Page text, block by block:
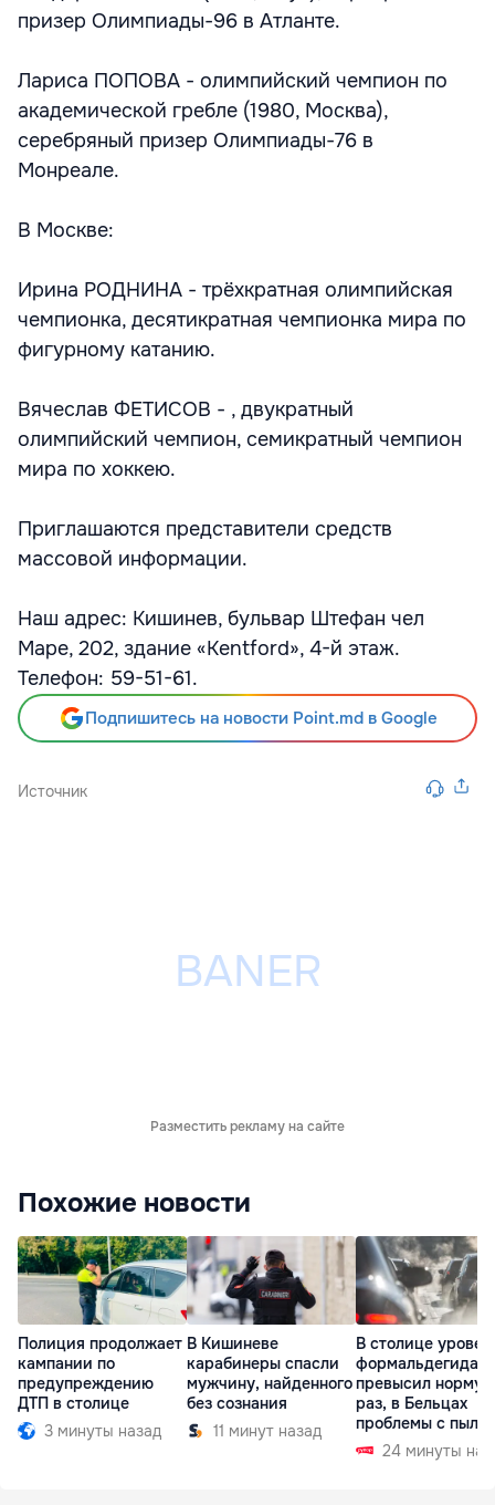
призер Олимпиады-96 в Атланте.
Лариса ПОПОВА - олимпийский чемпион по
академической гребле (1980, Москва),
серебряный призер Олимпиады-76 в
Монреале.
В Москве:
Ирина РОДНИНА - трёхкратная олимпийская
чемпионка, десятикратная чемпионка мира по
фигурному катанию.
Вячеслав ФЕТИСОВ - , двукратный
олимпийский чемпион, семикратный чемпион
мира по хоккею.
Приглашаются представители средств
массовой информации.
Наш адрес: Кишинев, бульвар Штефан чел
Маре, 202, здание «Kentford», 4-й этаж.
Телефон: 59-51-61.
Подпишитесь на новости Point.md в Google
Источник
Разместить рекламу на сайте
Похожие новости
Полиция продолжает
кампании по
предупреждению
ДТП в столице
3 минуты назад
В Кишиневе
карабинеры спасли
мужчину, найденного
без сознания
11 минут назад
В столице
формальдегида
превысил норму
раз, в Бельцах
проблемы с
24 минуты